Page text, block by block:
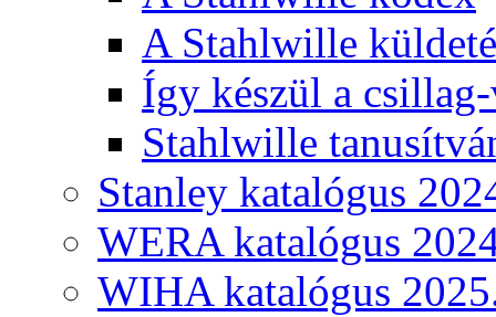
A Stahlwille
Így készül a
Stahlwille
Stanley katalógus
WERA katalógus
WIHA katalógus